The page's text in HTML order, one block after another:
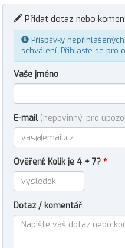
Přidat dotaz nebo
Příspěvky
schválení. Přihlaste se pro
Vaše jméno
E-mail (nepovinný, pro
Ověření: Kolik je 4 + 7? *
Dotaz / komentář